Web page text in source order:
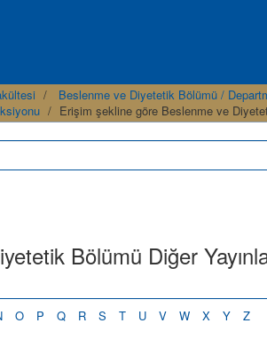
Beslenme ve Diyetetik Bölümü /
Erişim şekline göre Beslenme ve
Bölümü Diğer
O P Q R S T U V W X Y Z